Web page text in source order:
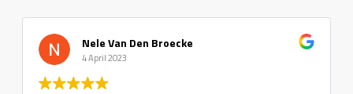
Tuba Maga